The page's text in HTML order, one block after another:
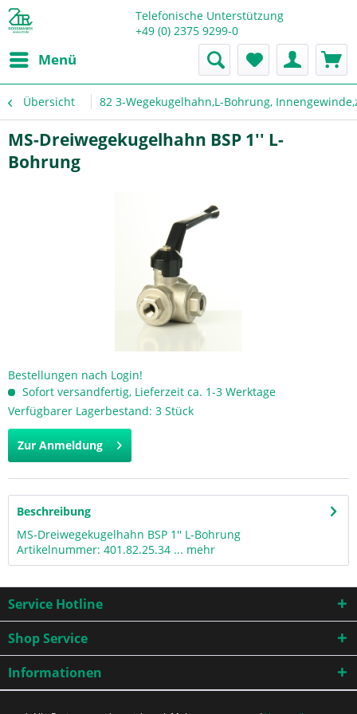
Telefonische Unterstützung
+49 (0) 2375 9299-0
Menü
Übersicht 82 3-Wegekugelhahn,L-Bohrung,
MS-Dreiwegekugelhahn BSP 1'' L-
Bohrung
Bestellungen nach Login!
Sofort versandfertig, Lieferzeit ca. 1-3 Werktage
Verfügbarer Lagerbestand: 3 Stück
Zur Anmeldung
Beschreibung
MS-Dreiwegekugelhahn BSP 1'' L-Bohrung
Artikelnummer: 401.82.25.34 ... mehr
Service Hotline
Shop Service
Informationen